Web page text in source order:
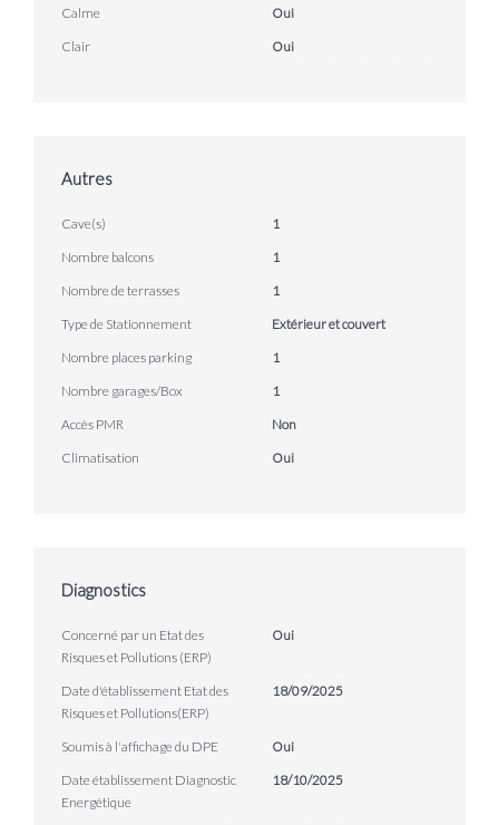
Calme
Oui
Clair
Oui
Autres
Cave(s)
1
Nombre balcons
1
Nombre de terrasses
1
Type de Stationnement
Extérieur et couvert
Nombre places parking
1
Nombre garages/Box
1
Accès PMR
Non
Climatisation
Oui
Diagnostics
Concerné par un Etat des
Risques et Pollutions (ERP)
Oui
Date d'établissement Etat des
Risques et Pollutions(ERP)
18/09/2025
Soumis à l'affichage du DPE
Oui
Date établissement Diagnostic
Energétique
18/10/2025